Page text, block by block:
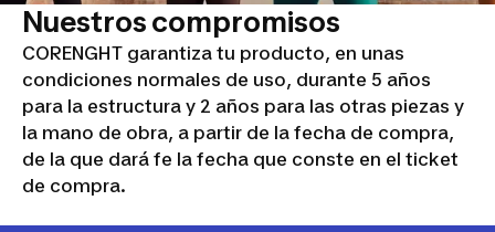
Nuestros compromisos
CORENGHT garantiza tu producto, en unas
condiciones normales de uso, durante 5 años
para la estructura y 2 años para las otras piezas y
la mano de obra, a partir de la fecha de compra,
de la que dará fe la fecha que conste en el ticket
de compra.